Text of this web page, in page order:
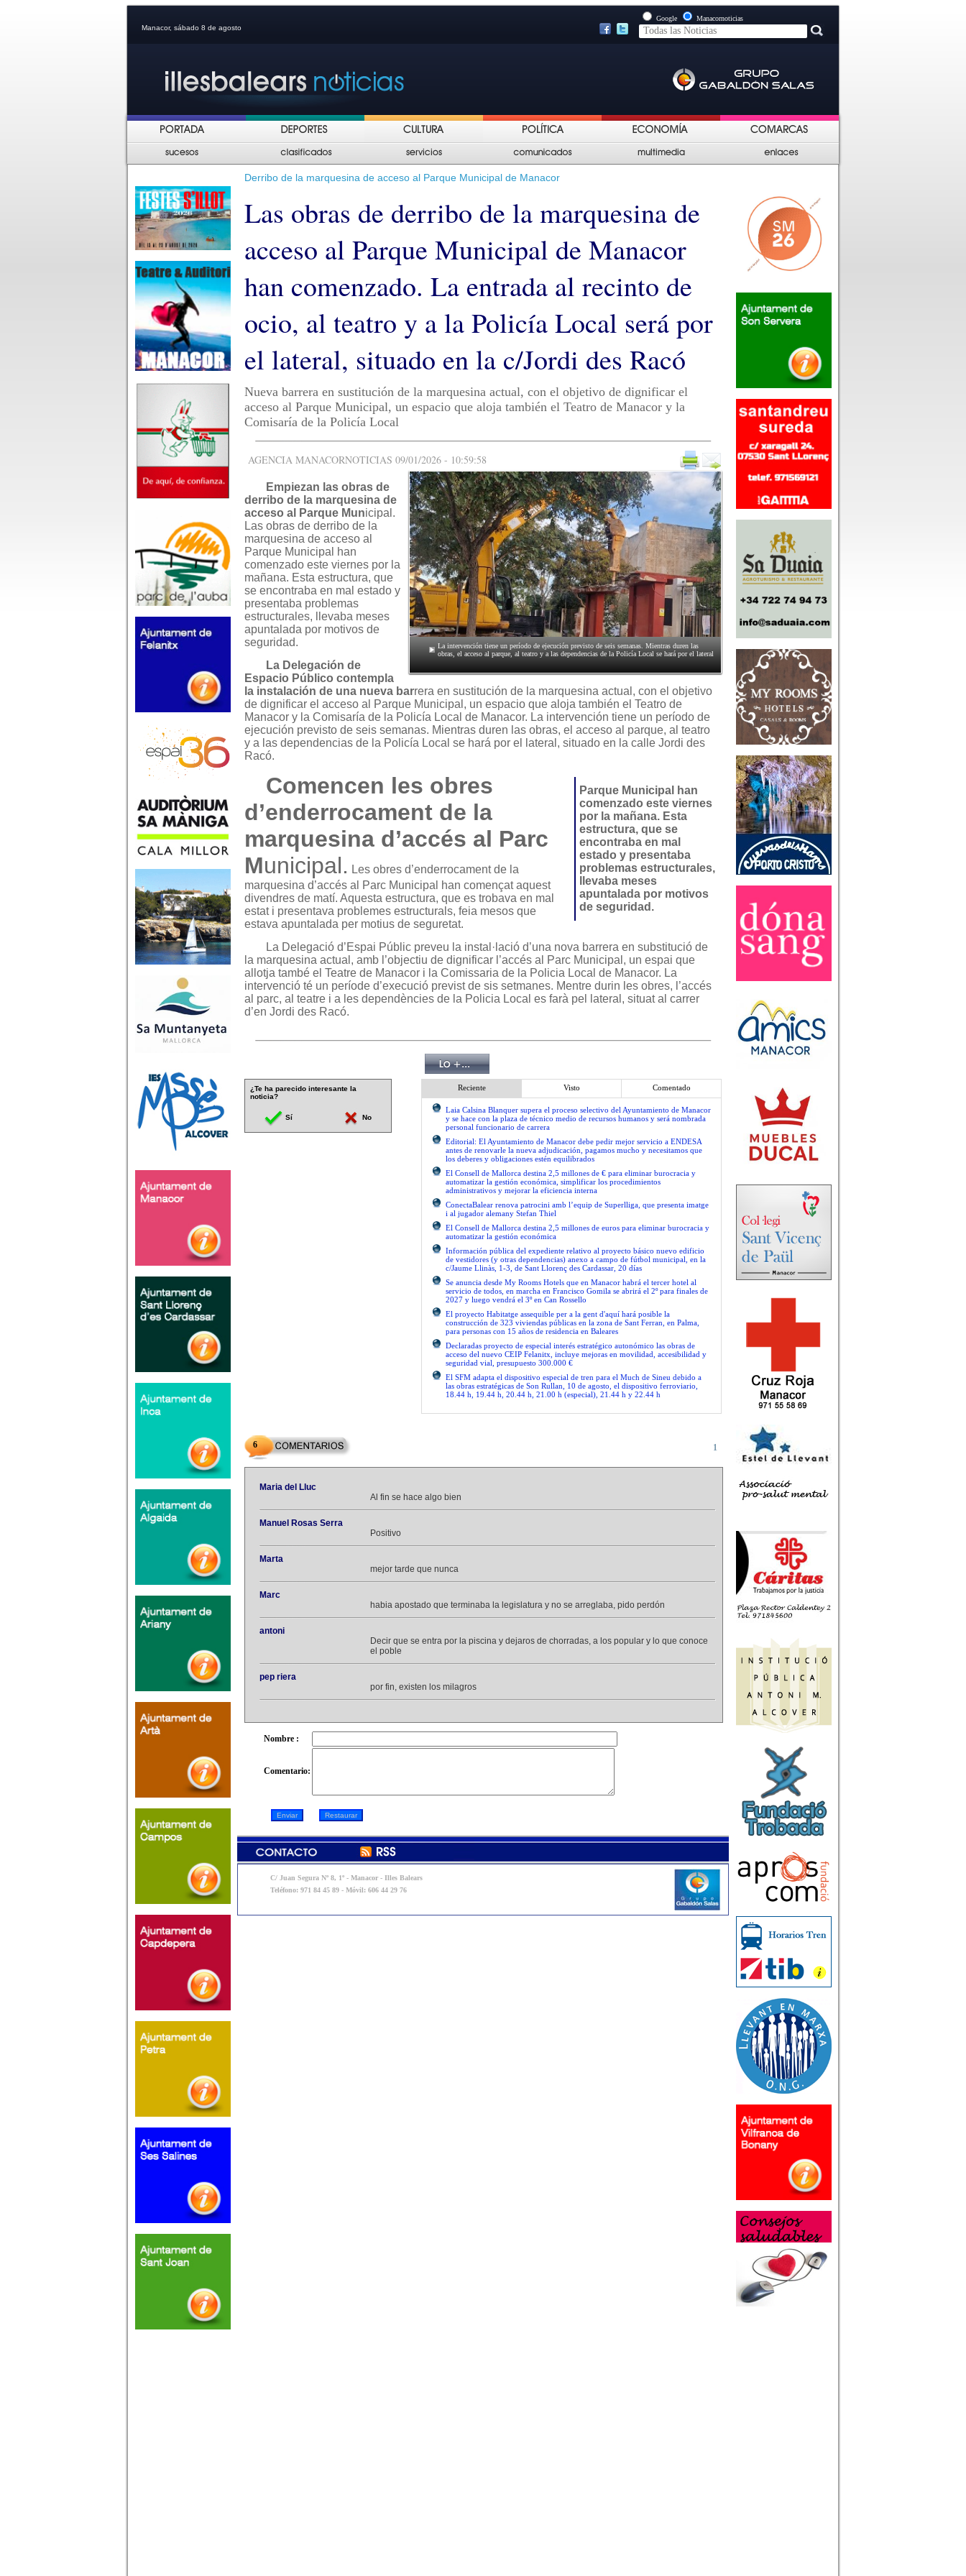
Manacor, sábado 8 de agosto
Google Manacornoticias
Derribo de la marquesina de acceso al Parque Municipal de Manacor
Las obras de derribo de la marquesina de
acceso al Parque Municipal de Manacor
han comenzado. La entrada al recinto de
ocio, al teatro y a la Policía Local será por
el lateral, situado en la c/Jordi des Racó
Nueva barrera en sustitución de la marquesina actual, con el objetivo de dignificar el
acceso al Parque Municipal, un espacio que aloja también el Teatro de Manacor y la
Comisaría de la Policía Local
AGENCIA MANACORNOTICIAS 09/01/2026 - 10:59:58
La intervención tiene un período de ejecución previsto de seis semanas. Mientras duren las
obras, el acceso al parque, al teatro y a las dependencias de la Policía Local se hará por el lateral
Empiezan las obras de
derribo de la marquesina de
acceso al Parque Municipal.
Las obras de derribo de la
marquesina de acceso al
Parque Municipal han
comenzado este viernes por la
mañana. Esta estructura, que
se encontraba en mal estado y
presentaba problemas
estructurales, llevaba meses
apuntalada por motivos de
seguridad.
La Delegación de
Espacio Público contempla
la instalación de una nueva barrera en sustitución de la marquesina actual, con el objetivo
de dignificar el acceso al Parque Municipal, un espacio que aloja también el Teatro de
Manacor y la Comisaría de la Policía Local de Manacor. La intervención tiene un período de
ejecución previsto de seis semanas. Mientras duren las obras, el acceso al parque, al teatro
y a las dependencias de la Policía Local se hará por el lateral, situado en la calle Jordi des
Racó.
Parque Municipal han
comenzado este viernes
por la mañana. Esta
estructura, que se
encontraba en mal
estado y presentaba
problemas estructurales,
llevaba meses
apuntalada por motivos
de seguridad.
Comencen les obres
d’enderrocament de la
marquesina d’accés al Parc
Municipal. Les obres d’enderrocament de la
marquesina d’accés al Parc Municipal han començat aquest
divendres de matí. Aquesta estructura, que es trobava en mal
estat i presentava problemes estructurals, feia mesos que
estava apuntalada per motius de seguretat.
La Delegació d’Espai Públic preveu la instal·lació d’una nova barrera en substitució de
la marquesina actual, amb l’objectiu de dignificar l’accés al Parc Municipal, un espai que
allotja també el Teatre de Manacor i la Comissaria de la Policia Local de Manacor. La
intervenció té un període d’execució previst de sis setmanes. Mentre durin les obres, l’accés
al parc, al teatre i a les dependències de la Policia Local es farà pel lateral, situat al carrer
d’en Jordi des Racó.
¿Te ha parecido interesante la
noticia?
Sí No
Reciente Visto Comentado
Laia Calsina Blanquer supera el proceso selectivo del Ayuntamiento de Manacor
y se hace con la plaza de técnico medio de recursos humanos y será nombrada
personal funcionario de carrera
Editorial: El Ayuntamiento de Manacor debe pedir mejor servicio a ENDESA
antes de renovarle la nueva adjudicación, pagamos mucho y necesitamos que
los deberes y obligaciones estén equilibrados
El Consell de Mallorca destina 2,5 millones de € para eliminar burocracia y
automatizar la gestión económica, simplificar los procedimientos
administrativos y mejorar la eficiencia interna
ConectaBalear renova patrocini amb l’equip de Superlliga, que presenta imatge
i al jugador alemany Stefan Thiel
El Consell de Mallorca destina 2,5 millones de euros para eliminar burocracia y
automatizar la gestión económica
Información pública del expediente relativo al proyecto básico nuevo edificio
de vestidores (y otras dependencias) anexo a campo de fútbol municipal, en la
c/Jaume Llinàs, 1-3, de Sant Llorenç des Cardassar, 20 días
Se anuncia desde My Rooms Hotels que en Manacor habrá el tercer hotel al
servicio de todos, en marcha en Francisco Gomila se abrirá el 2º para finales de
2027 y luego vendrá el 3º en Can Rossello
El proyecto Habitatge assequible per a la gent d'aquí hará posible la
construcción de 323 viviendas públicas en la zona de Sant Ferran, en Palma,
para personas con 15 años de residencia en Baleares
Declaradas proyecto de especial interés estratégico autonómico las obras de
acceso del nuevo CEIP Felanitx, incluye mejoras en movilidad, accesibilidad y
seguridad vial, presupuesto 300.000 €
El SFM adapta el dispositivo especial de tren para el Much de Sineu debido a
las obras estratégicas de Son Rullan, 10 de agosto, el dispositivo ferroviario,
18.44 h, 19.44 h, 20.44 h, 21.00 h (especial), 21.44 h y 22.44 h
6 1
Maria del Lluc
Al fin se hace algo bien
Manuel Rosas Serra
Positivo
Marta
mejor tarde que nunca
Marc
habia apostado que terminaba la legislatura y no se arreglaba, pido perdón
antoni
Decir que se entra por la piscina y dejaros de chorradas, a los popular y lo que conoce
el poble
pep riera
por fin, existen los milagros
Nombre :
Comentario:
C/ Juan Segura Nº 8, 1º - Manacor - Illes Balears
Teléfono: 971 84 45 89 - Móvil: 606 44 29 76